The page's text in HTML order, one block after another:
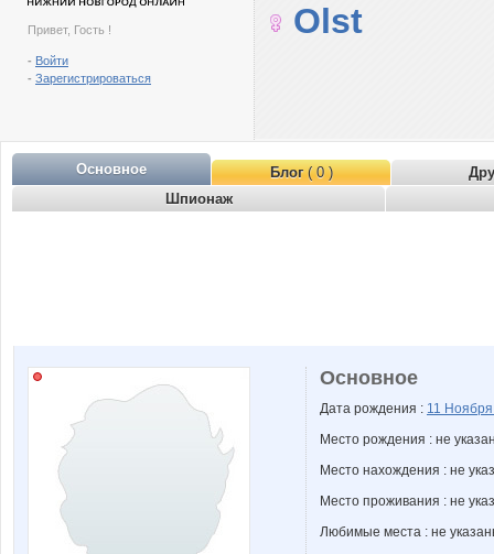
Привет, Гость !
- Войти
- Зарегистрироваться
Olst
Основное Блог( 0 )
Шпионаж
Основное
Дата рождения : 11
Место рождения : не
Место нахождения : не
Место проживания : не
Любимые места : не